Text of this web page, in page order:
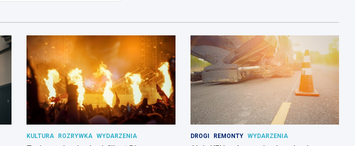
KULTURA ROZRYWKA WYDARZENIA DROGI REMONTY WYDARZENIA